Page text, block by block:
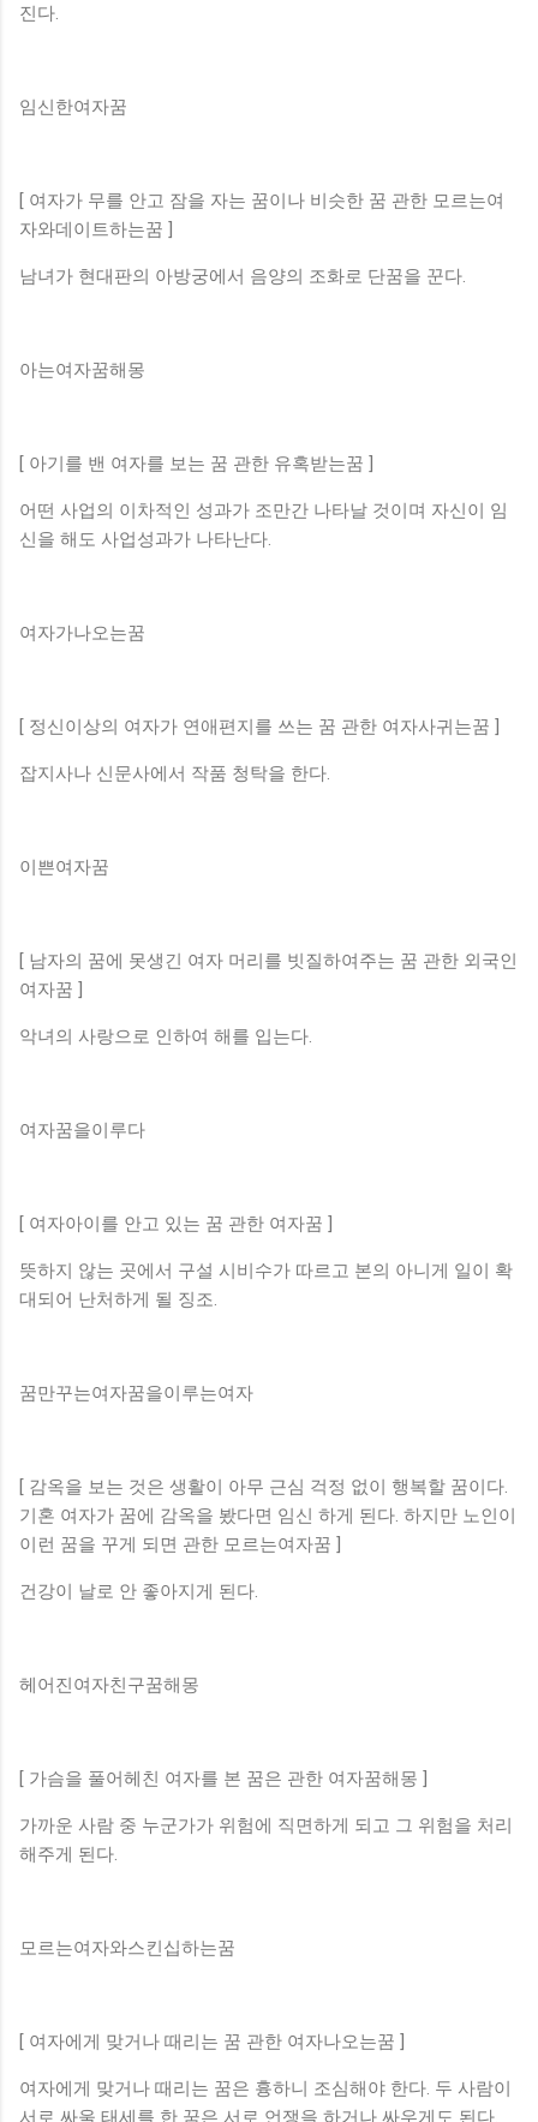
진다.
임신한여자꿈
[ 여자가 무를 안고 잠을 자는 꿈이나 비슷한 꿈 관한 모르는여
자와데이트하는꿈 ]
남녀가 현대판의 아방궁에서 음양의 조화로 단꿈을 꾼다.
아는여자꿈해몽
[ 아기를 밴 여자를 보는 꿈 관한 유혹받는꿈 ]
어떤 사업의 이차적인 성과가 조만간 나타날 것이며 자신이 임
신을 해도 사업성과가 나타난다.
여자가나오는꿈
[ 정신이상의 여자가 연애편지를 쓰는 꿈 관한 여자사귀는꿈 ]
잡지사나 신문사에서 작품 청탁을 한다.
이쁜여자꿈
[ 남자의 꿈에 못생긴 여자 머리를 빗질하여주는 꿈 관한 외국인
여자꿈 ]
악녀의 사랑으로 인하여 해를 입는다.
여자꿈을이루다
[ 여자아이를 안고 있는 꿈 관한 여자꿈 ]
뜻하지 않는 곳에서 구설 시비수가 따르고 본의 아니게 일이 확
대되어 난처하게 될 징조.
꿈만꾸는여자꿈을이루는여자
[ 감옥을 보는 것은 생활이 아무 근심 걱정 없이 행복할 꿈이다.
기혼 여자가 꿈에 감옥을 봤다면 임신 하게 된다. 하지만 노인이
이런 꿈을 꾸게 되면 관한 모르는여자꿈 ]
건강이 날로 안 좋아지게 된다.
헤어진여자친구꿈해몽
[ 가슴을 풀어헤친 여자를 본 꿈은 관한 여자꿈해몽 ]
가까운 사람 중 누군가가 위험에 직면하게 되고 그 위험을 처리
해주게 된다.
모르는여자와스킨십하는꿈
[ 여자에게 맞거나 때리는 꿈 관한 여자나오는꿈 ]
여자에게 맞거나 때리는 꿈은 흉하니 조심해야 한다. 두 사람이
서로 싸울 태세를 한 꿈은 서로 언쟁을 하거나 싸우게도 된다.